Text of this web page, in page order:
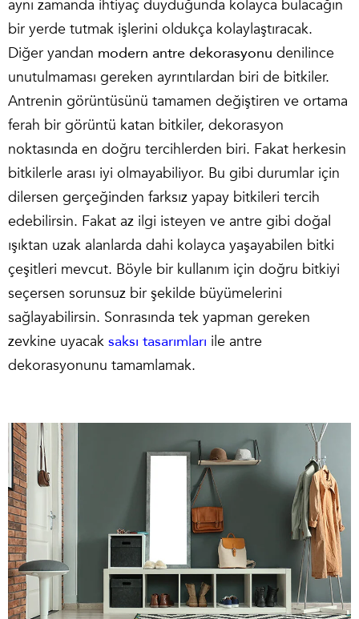
aynı zamanda ihtiyaç duyduğunda kolayca bulacağın
bir yerde tutmak işlerini oldukça kolaylaştıracak.
Diğer yandan modern antre dekorasyonu denilince
unutulmaması gereken ayrıntılardan biri de bitkiler.
Antrenin görüntüsünü tamamen değiştiren ve ortama
ferah bir görüntü katan bitkiler, dekorasyon
noktasında en doğru tercihlerden biri. Fakat herkesin
bitkilerle arası iyi olmayabiliyor. Bu gibi durumlar için
dilersen gerçeğinden farksız yapay bitkileri tercih
edebilirsin. Fakat az ilgi isteyen ve antre gibi doğal
ışıktan uzak alanlarda dahi kolayca yaşayabilen bitki
çeşitleri mevcut. Böyle bir kullanım için doğru bitkiyi
seçersen sorunsuz bir şekilde büyümelerini
sağlayabilirsin. Sonrasında tek yapman gereken
zevkine uyacak saksı tasarımları ile antre
dekorasyonunu tamamlamak.